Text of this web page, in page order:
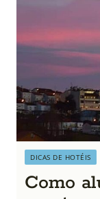
DICAS DE HOTÉIS
Como